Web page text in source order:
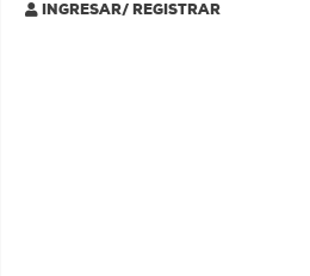
INGRESAR/ REGISTRAR